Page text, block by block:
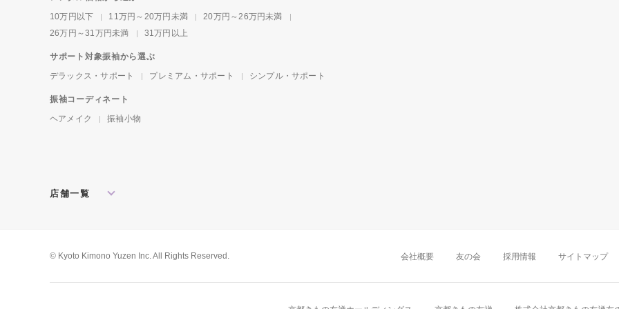
10万円以下
11万円～20万円未満
20万円～26万円未満
26万円～31万円未満
31万円以上
サポート対象振袖から選ぶ
デラックス・サポート
プレミアム・サポート シンプル・サポート
振袖コーディネート
ヘアメイク
振袖小物
店舗一覧
松戸店
東京本館 新宿店
八王子店
近畿
大阪難波店 京
岡山店 広島店
© Kyoto Kimono Yuzen Inc. All Rights Reserved. 会社概要 友の会 採用情報 サイトマップ